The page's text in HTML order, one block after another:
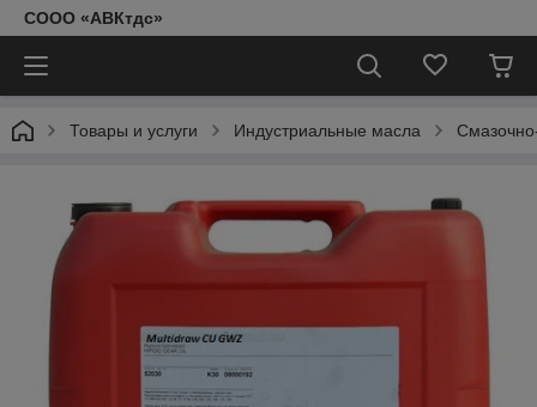
СООО «АВКтдс»
Товары и услуги Индустриальные масла